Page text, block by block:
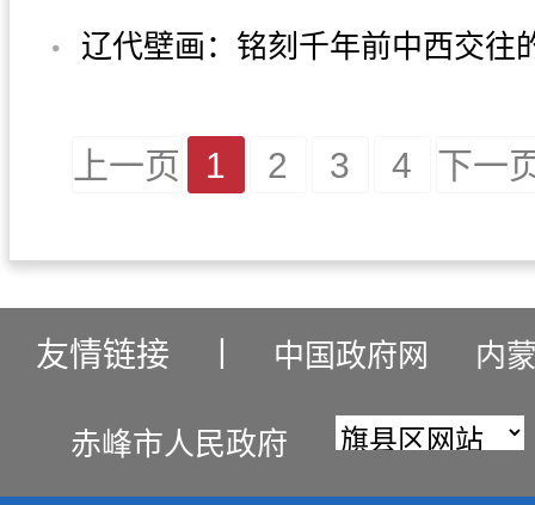
上一页 1 2 3 4 下一
友情链接 中国政府网 内
赤峰市人民政府